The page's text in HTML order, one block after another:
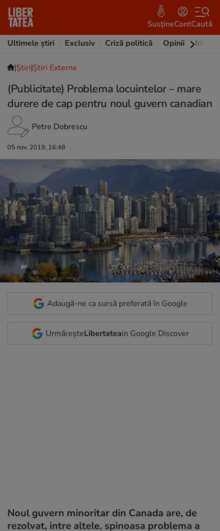
SusțineContCaută
Ultimele știri
Exclusiv Criză politică Opinii
|Ştiri|Știri Externe
(Publicitate) Problema locuintelor – mare
durere de cap pentru noul guvern canadian
Petre Dobrescu
05 nov. 2019, 16:48
Adaugă-ne ca sursă preferată în Google
UrmăreșteLibertateain Google Discover
Noul guvern minoritar din Canada are, de
rezolvat, intre altele, spinoasa problema a